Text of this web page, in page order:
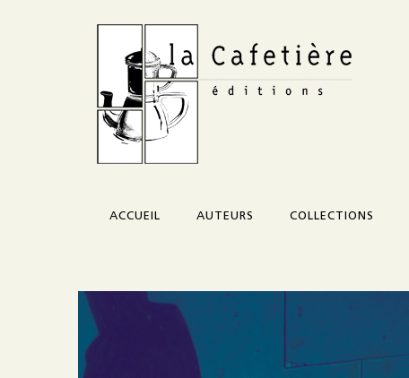
ACCUEIL AUTEURS COLLECTIONS
Credo
Morceau